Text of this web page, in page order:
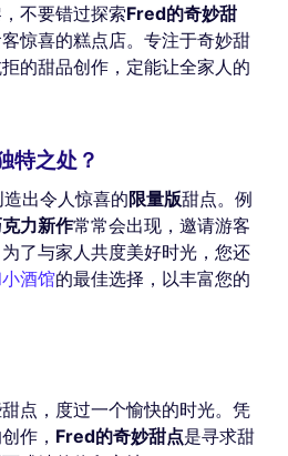
不要错过探索Fred的奇妙甜
惊喜的糕点店。专注于奇妙甜
的甜品创作，定能让全家人的
特之处？
出令人惊喜的限量版甜点。例
力新作常常会出现，邀请游客
了与家人共度美好时光，您还
酒馆的最佳选择，以丰富您的
点，度过一个愉快的时光。凭
作， Fred的奇妙甜点是寻求甜